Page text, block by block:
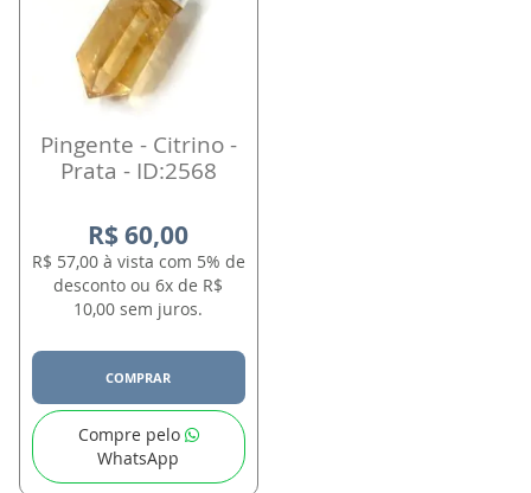
Pingente - Citrino -
Prata - ID:2568
R$ 60,00
R$ 57,00 à vista com 5% de
desconto ou 6x de R$
10,00 sem juros.
COMPRAR
Compre pelo
WhatsApp